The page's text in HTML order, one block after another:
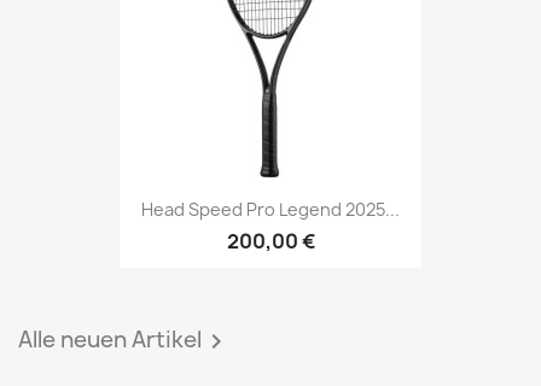
Head Speed Pro Legend 2025...
200,00 €
Alle neuen Artikel 